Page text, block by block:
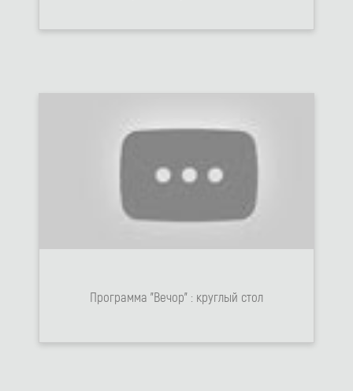
Программа "Вечор" : круглый стол